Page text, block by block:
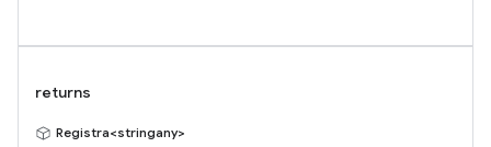
returns
Registra<stringany>